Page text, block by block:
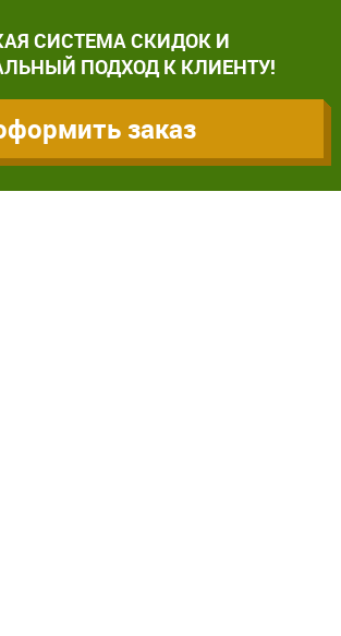
СИСТЕМА СКИДОК И
ПОДХОД К КЛИЕНТУ!
заказ